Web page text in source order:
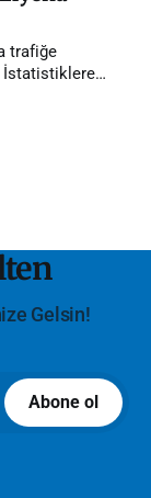
trafiğe
İstatistiklere
Gelsin!
Abone ol